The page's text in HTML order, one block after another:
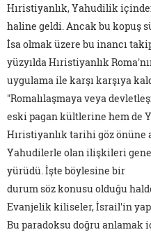
Hıristiyanlık, Yahudilik
haline geldi. Ancak bu kopuş
İsa olmak üzere bu inancı
yüzyılda Hıristiyanlık
uygulama ile karşı karşıya
"Romalılaşmaya veya
eski pagan kültlerine hem de
Hıristiyanlık tarihi göz önüne
Yahudilerle olan ilişkileri
yürüdü. İşte böylesine bir
durum söz konusu olduğu
Evanjelik kiliseler, İsrail'in
Bu paradoksu doğru